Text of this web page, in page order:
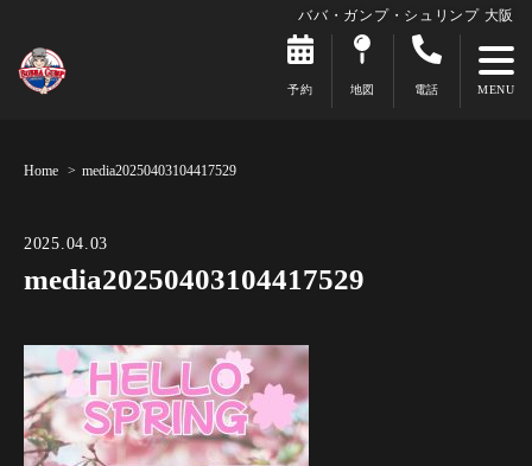
ババ・ガンプ・シュリンプ 大阪
予約 地図 電話
Home media20250403104417529
2025.04.03
media20250403104417529